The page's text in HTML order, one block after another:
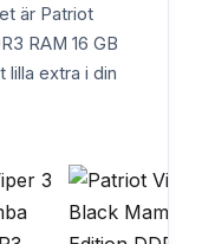
är Patriot
RAM 16 GB
extra i din